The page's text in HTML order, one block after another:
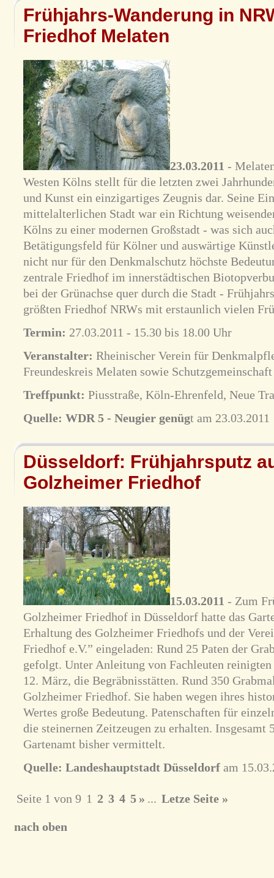
Frühjahrs-Wanderung in
Friedhof Melaten
23.03.2011 -
Westen Kölns stellt für die letzten zwei
und Kunst ein einzigartiges Zeugnis dar. Seine
mittelalterlichen Stadt war ein Richtung
Kölns zu einer modernen Großstadt - was sich
Betätigungsfeld für Kölner und auswärtige
nicht nur für den Denkmalschutz höchste
zentrale Friedhof im innerstädtischen
bei der Grünachse quer durch die Stadt -
größten Friedhof NRWs mit erstaunlich vielen
Termin: 27.03.2011 - 15.30 bis 18.00 Uhr
Veranstalter: Rheinischer Verein für
Freundeskreis Melaten sowie
Treffpunkt: Piusstraße, Köln-Ehrenfeld, Neue
Quelle: WDR 5 - Neugier genügt am 23.03.2011
Düsseldorf: Frühjahrsputz
Golzheimer Friedhof
15.03.2011 - Zum
Golzheimer Friedhof in Düsseldorf hatte das
Erhaltung des Golzheimer Friedhofs und der
Friedhof e.V.” eingeladen: Rund 25 Paten der
gefolgt. Unter Anleitung von Fachleuten
12. März, die Begräbnisstätten. Rund 350
Golzheimer Friedhof. Sie haben wegen ihres
Wertes große Bedeutung. Patenschaften für
die steinernen Zeitzeugen zu erhalten. Insgesamt
Gartenamt bisher vermittelt.
Quelle: Landeshauptstadt Düsseldorfam
Seite 1 von 9 1 2 3 4 5 » ... Letze Seite »
nach oben